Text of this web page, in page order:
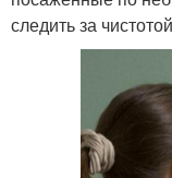
следить за